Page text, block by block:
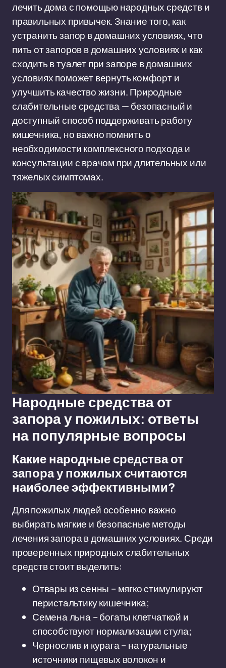
лечить дома с помощью народных средств и
правильных привычек. Знание того, как
устранить запор в домашних условиях, что
пить от запоров в домашних условиях и как
сходить в туалет при запоре в домашних
условиях поможет вернуть комфорт и
улучшить качество жизни. Природные
слабительные средства — безопасный и
доступный способ поддерживать работу
кишечника, но важно помнить о
необходимости комплексного подхода и
консультации с врачом при длительных или
тяжелых симптомах.
Народные средства от
запора у пожилых: ответы
на популярные вопросы
Какие народные средства от
запора у пожилых считаются
наиболее эффективными?
Для пожилых людей особенно важно
выбирать мягкие и безопасные методы
лечения запора в домашних условиях. Среди
проверенных природных слабительных
средств стоит выделить:
Отвары из сенны – мягко стимулируют
перистальтику кишечника;
Семена льна – богаты клетчаткой и
способствуют нормализации стула;
Чернослив и курага – натуральные
источники пищевых волокон и